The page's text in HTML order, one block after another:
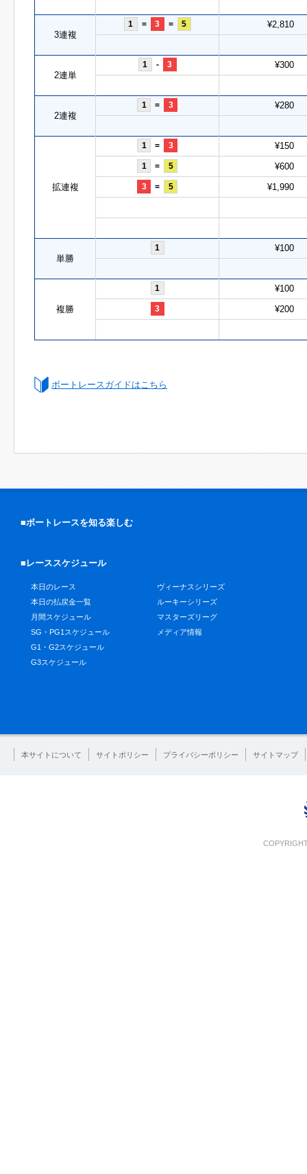
3連複
1 = 3 = 5 ¥2,810
2連単
1 - 3 ¥300
2連複
1 = 3 ¥280
拡連複
1 = 3 ¥150
1 = 5 ¥600
3 = 5 ¥1,990
単勝
1 ¥100
複勝
1 ¥100
3 ¥200
ボートレースガイドはこちら
■ボートレースを知る楽しむ
■レーススケジュール
本日のレース
本日の払戻金一覧
月間スケジュール
SG・PG1スケジュール
G1・G2スケジュール
G3スケジュール
ヴィーナスシリーズ
ルーキーシリーズ
マスターズリーグ
メディア情報
本サイトについて サイトポリシー プライバシーポリシー サイトマップ